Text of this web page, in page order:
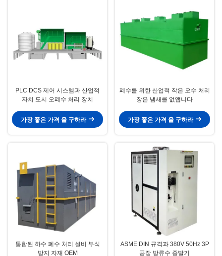
PLC DCS 제어 시스템과 산업적
자치 도시 오폐수 처리 장치
가장 좋은 가격 을 구하라
폐수를 위한 산업적 작은 오수 처리
장은 냄새를 없앱니다
가장 좋은 가격 을 구하라
통합된 하수 폐수 처리 설비 부식
방지 자재 OEM
ASME DIN 규격과 380V 50Hz 3P
공장 방류수 증발기